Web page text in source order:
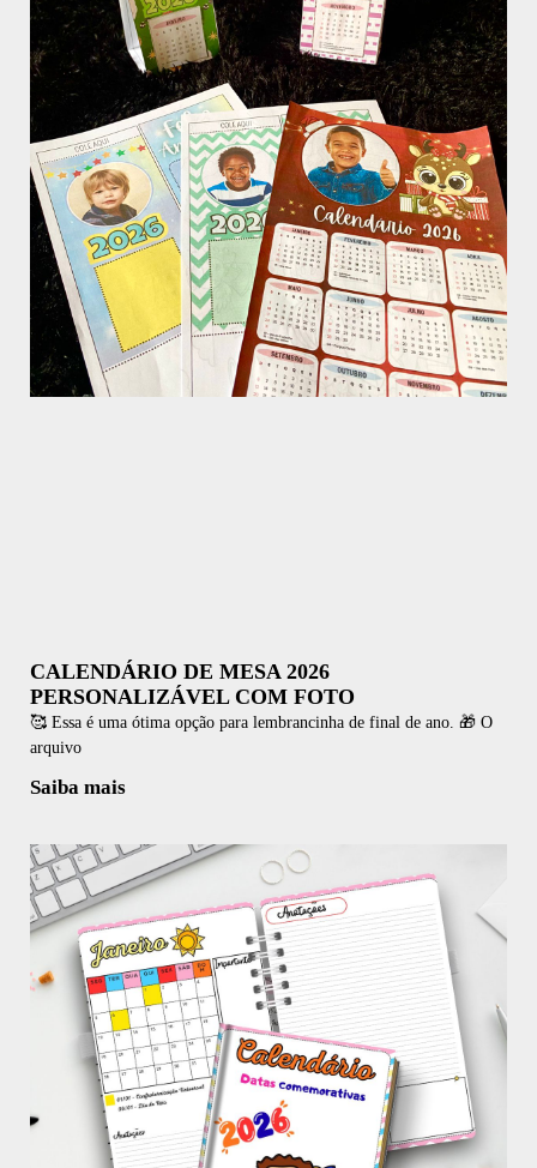
CALENDÁRIO DE MESA 2026
PERSONALIZÁVEL COM FOTO
🥰 Essa é uma ótima opção para lembrancinha de final de ano. 🎁 O
arquivo
Saiba mais